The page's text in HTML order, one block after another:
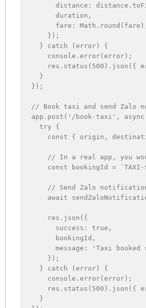
distance : distance .
      duration
,
fare : Math . round ( fare )
} ) ;
}
catch ( error )
{
    console
. error( error ) ;
    res
. status ( 500 ) . json ( {
}
} ) ;
// Book taxi and send Zalo
app . post ( '/book-taxi' , async
try
{
const
{ origin ,
// In a real app, you
const bookingId = ` TAXI-
// Send Zalo
await
    res
. json ( {
success : true ,
      bookingId
,
message : 'Taxi booked
} ) ;
}
catch ( error )
{
    console
. error( error ) ;
    res
. status ( 500 ) . json ( {
}